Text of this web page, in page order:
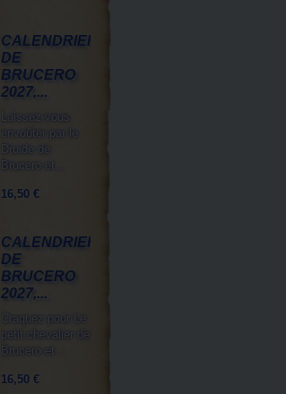
CALENDRIER
DE
BRUCERO
2027,...
Laissez-vous
envoûter par le
Druide de
Brucero et...
16,50 €
CALENDRIER
DE
BRUCERO
2027,...
Craquez pour Le
petit chevalier de
Brucero et...
16,50 €